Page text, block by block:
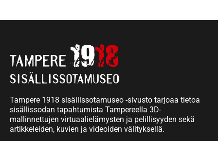
Tampere 1918 sisällissotamuseo -sivusto tarjoaa tietoa
sisällissodan tapahtumista Tampereella 3D-
mallinnettujen virtuaalielämysten ja pelillisyyden sekä
artikkeleiden, kuvien ja videoiden välityksellä.